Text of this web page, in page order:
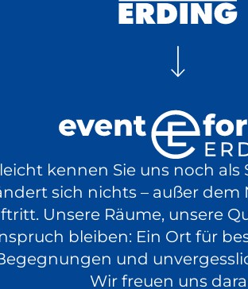
Luksan Wunder
WTFM100, NULL
Comedy
23.10.
2026
20:00 Uhr ab
kennen Sie uns noch als
sich nichts – außer
Unsere Räume, unsere
bleiben: Ein Ort für
und
Wir freuen uns